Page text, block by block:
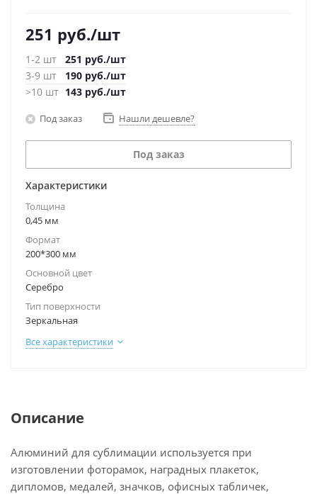
251 руб./шт
1-2 шт 251 руб./шт
3-9 шт
190 руб./шт
>10 шт 143 руб./шт
Под заказ Нашли дешевле?
Под заказ
Характеристики
Толщина
0,45 мм
Формат
200*300 мм
Основной цвет
Серебро
Тип поверхности
Зеркальная
Все характеристики
Описание
Алюминий для сублимации используется при
изготовлении фоторамок, наградных плакеток,
дипломов, медалей, значков, офисных табличек,